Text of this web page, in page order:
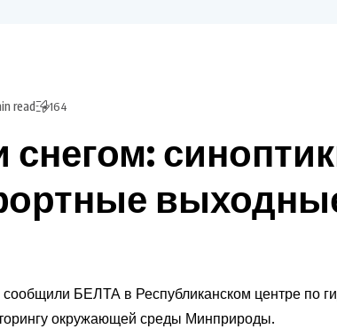
read 164
БЕЛТА в Республиканском центре по
окружающей среды Минприроды.